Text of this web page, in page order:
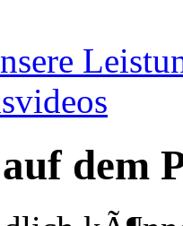
dem